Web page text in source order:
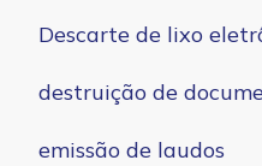
Descarte de lixo
destruição de
emissão de laudos